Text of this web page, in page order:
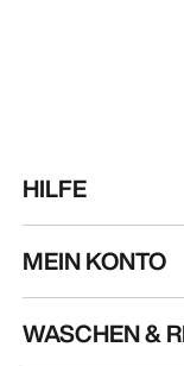
HILFE
MEIN KONTO
WASCHEN &